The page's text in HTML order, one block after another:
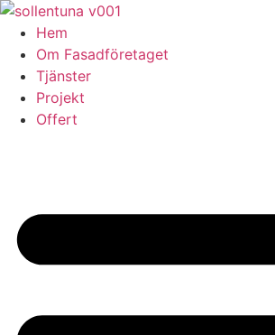
Skip
content
Hem
Om Fasadföretaget
Tjänster
Projekt
Offert